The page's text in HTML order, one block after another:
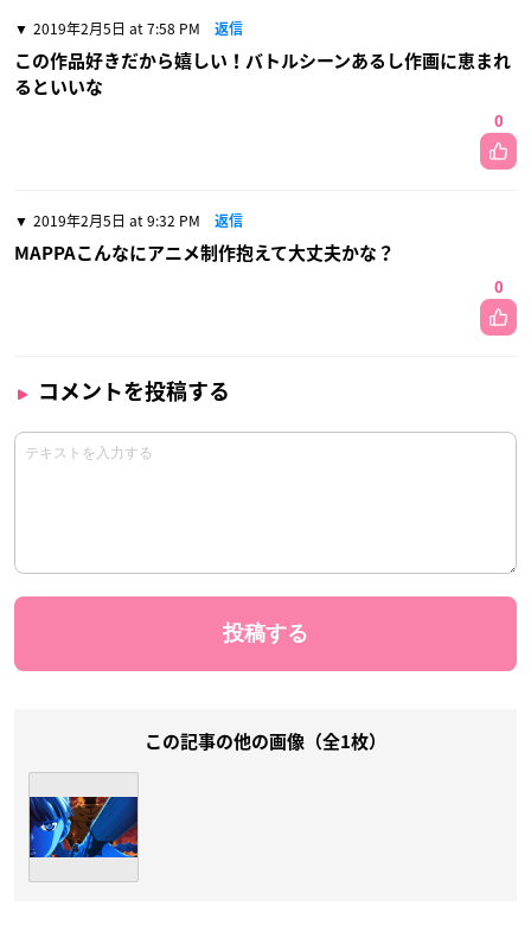
2019年2月5日 at 7:58 PM 返信
この作品好きだから嬉しい！バトルシーンあるし作画に恵まれ
るといいな
0
2019年2月5日 at 9:32 PM 返信
MAPPAこんなにアニメ制作抱えて大丈夫かな？
0
コメントを投稿する
この記事の他の画像（全1枚）